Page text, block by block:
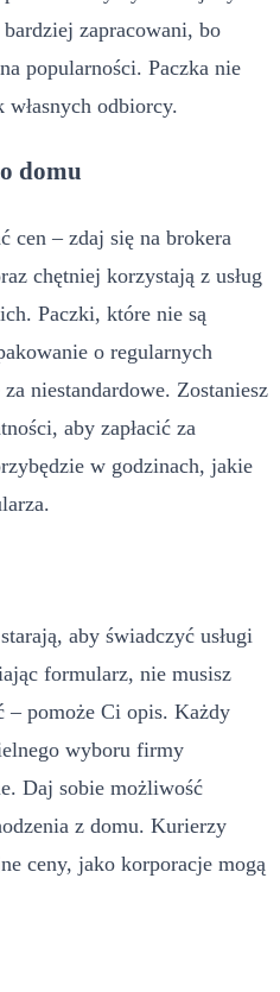
zapracowani, bo
popularności. Paczka nie
własnych odbiorcy.
domu
cen – zdaj się na brokera
chętniej korzystają z usług
Paczki, które nie są
o regularnych
niestandardowe. Zostaniesz
aby zapłacić za
w godzinach, jakie
aby świadczyć usługi
formularz, nie musisz
– pomoże Ci opis. Każdy
wyboru firmy
Daj sobie możliwość
z domu. Kurierzy
ceny, jako korporacje mogą